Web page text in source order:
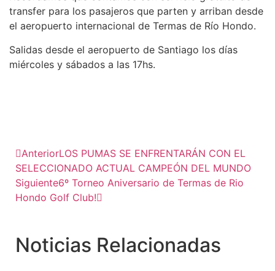
transfer para los pasajeros que parten y arriban desde
el aeropuerto internacional de Termas de Río Hondo.
Salidas desde el aeropuerto de Santiago los días
miércoles y sábados a las 17hs.
AnteriorLOS PUMAS SE ENFRENTARÁN CON EL
SELECCIONADO ACTUAL CAMPEÓN DEL MUNDO
Siguiente6º Torneo Aniversario de Termas de Rio
Hondo Golf Club!
Noticias Relacionadas